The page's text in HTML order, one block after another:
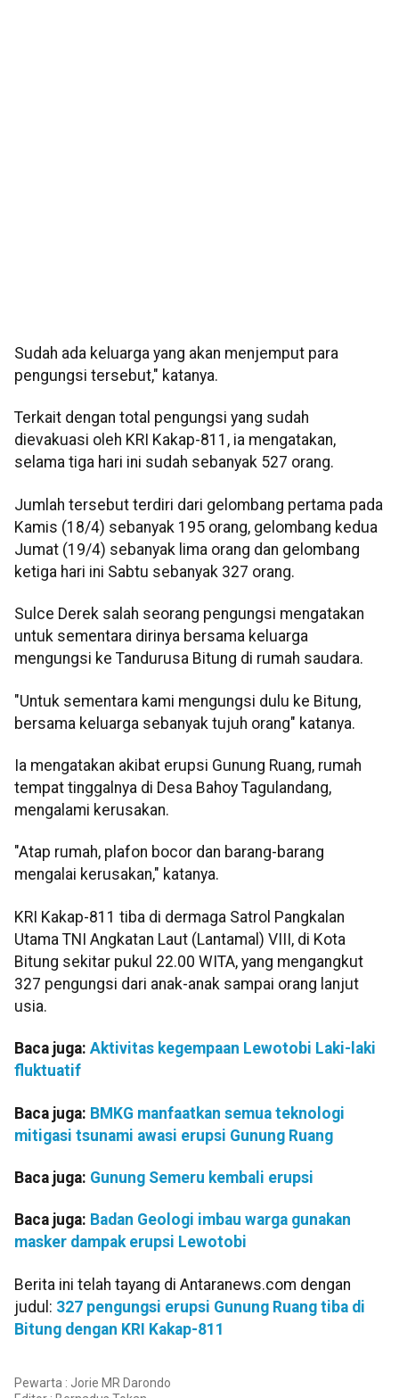
Sudah ada keluarga yang akan menjemput para
pengungsi tersebut," katanya.
Terkait dengan total pengungsi yang sudah
dievakuasi oleh KRI Kakap-811, ia mengatakan,
selama tiga hari ini sudah sebanyak 527 orang.
Jumlah tersebut terdiri dari gelombang pertama pada
Kamis (18/4) sebanyak 195 orang, gelombang kedua
Jumat (19/4) sebanyak lima orang dan gelombang
ketiga hari ini Sabtu sebanyak 327 orang.
Sulce Derek salah seorang pengungsi mengatakan
untuk sementara dirinya bersama keluarga
mengungsi ke Tandurusa Bitung di rumah saudara.
"Untuk sementara kami mengungsi dulu ke Bitung,
bersama keluarga sebanyak tujuh orang" katanya.
Ia mengatakan akibat erupsi Gunung Ruang, rumah
tempat tinggalnya di Desa Bahoy Tagulandang,
mengalami kerusakan.
"Atap rumah, plafon bocor dan barang-barang
mengalai kerusakan," katanya.
KRI Kakap-811 tiba di dermaga Satrol Pangkalan
Utama TNI Angkatan Laut (Lantamal) VIII, di Kota
Bitung sekitar pukul 22.00 WITA, yang mengangkut
327 pengungsi dari anak-anak sampai orang lanjut
usia.
Baca juga: Aktivitas kegempaan Lewotobi Laki-laki
fluktuatif
Baca juga: BMKG manfaatkan semua teknologi
mitigasi tsunami awasi erupsi Gunung Ruang
Baca juga: Gunung Semeru kembali erupsi
Baca juga: Badan Geologi imbau warga gunakan
masker dampak erupsi Lewotobi
Berita ini telah tayang di Antaranews.com dengan
judul: 327 pengungsi erupsi Gunung Ruang tiba di
Bitung dengan KRI Kakap-811
Pewarta : Jorie MR Darondo